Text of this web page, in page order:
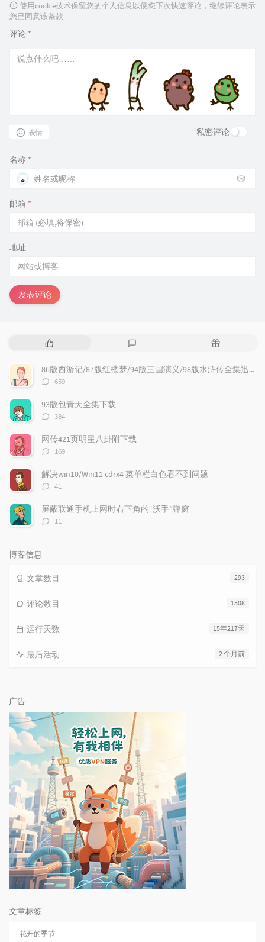
使用cookie技术保留您的个人信息以便您下次快速评论，继续评论表示
您已同意该条款
评论 *
表情 私密评论
名称 *
🎲
邮箱 *
地址
发表评论
热
文
章
评
论
随
文
章
86版西游记/87版红楼梦/94版三国演义/98版水浒传全集迅雷下载
评
数：
659
93版包青天全集下载
评
数：
384
网传421页明星八卦附下载
评
数：
169
解决win10/Win11 cdrx4 菜单栏白色看不到问题
评
数：
41
屏蔽联通手机上网时右下角的“沃手”弹窗
评
11
博客信息
293
文章数目
1508
评论数目
15年217天
运行天数
2 个月前
最后活动
广告
文章标签
花开的季节